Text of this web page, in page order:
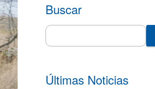
Buscar
Search
for:
Últimas Noticias